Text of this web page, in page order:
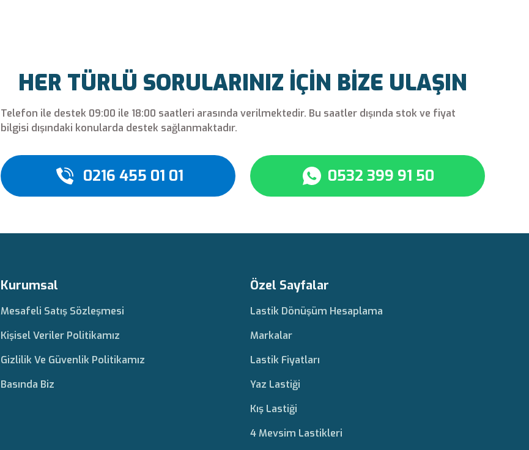
HER TÜRLÜ SORULARINIZ İÇİN BİZE ULAŞIN
Telefon ile destek 09:00 ile 18:00 saatleri arasında verilmektedir. Bu saatler dışında stok ve fiyat
bilgisi dışındaki konularda destek sağlanmaktadır.
0216 455 01 01 0532 399 91 50
Kurumsal
Mesafeli Satış Sözleşmesi
Kişisel Veriler Politikamız
Gizlilik Ve Güvenlik Politikamız
Basında Biz
Özel Sayfalar
Lastik Dönüşüm Hesaplama
Markalar
Lastik Fiyatları
Yaz Lastiği
Kış Lastiği
4 Mevsim Lastikleri